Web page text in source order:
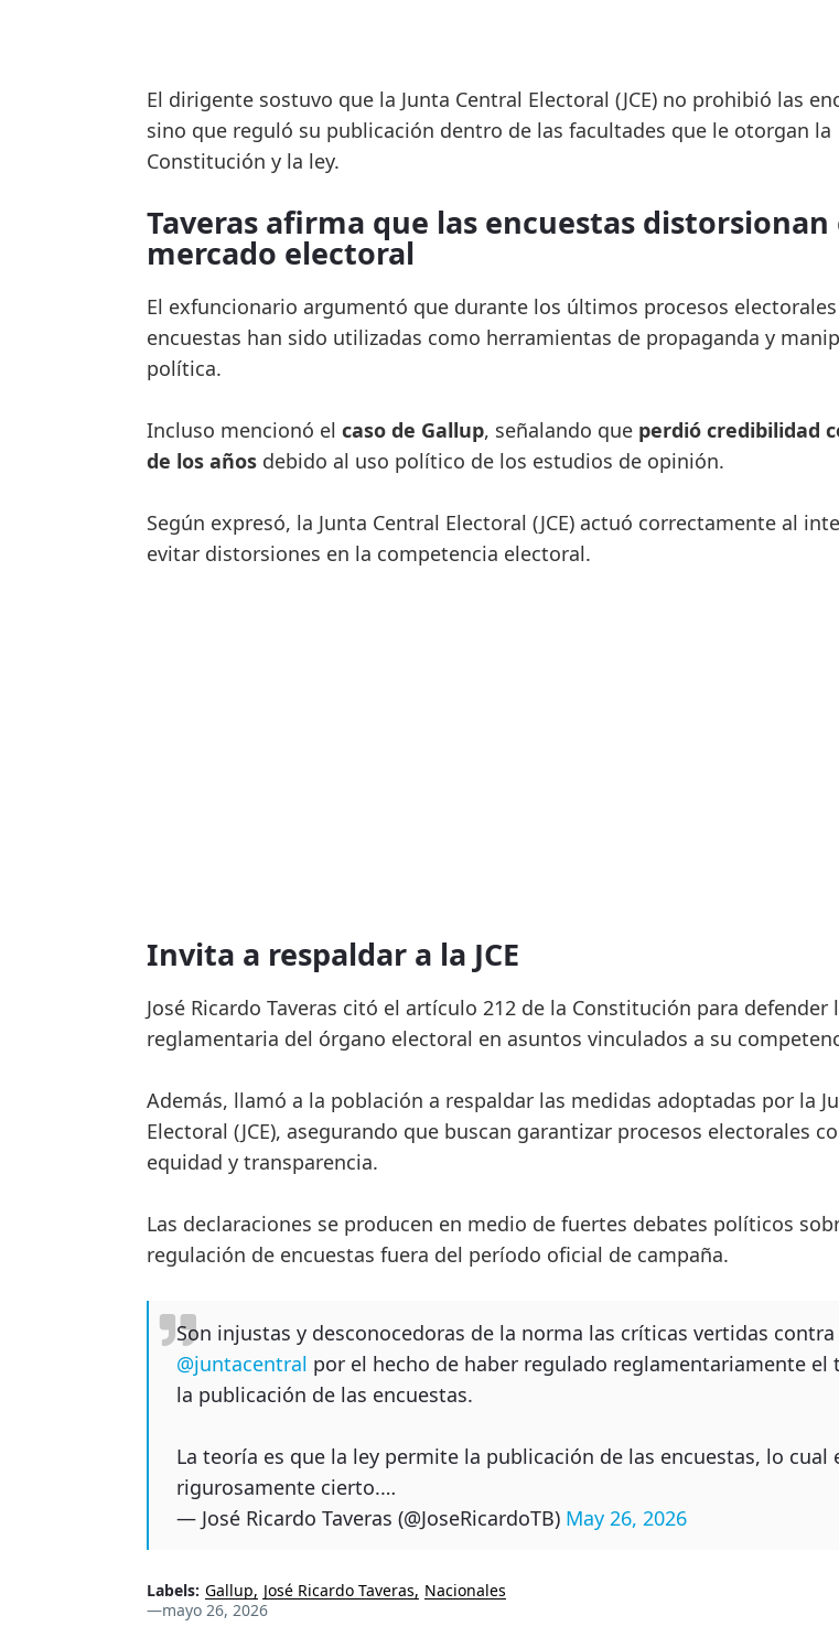
El dirigente sostuvo que la Junta Central Electoral (JCE) no prohibió las
sino que reguló su publicación dentro de las facultades que le otorgan la
Constitución y la ley.
Taveras afirma que las encuestas distorsionan
mercado electoral
El exfuncionario argumentó que durante los últimos procesos
encuestas han sido utilizadas como herramientas de propaganda y
política.
Incluso mencionó el caso de Gallup, señalando que perdió credibilidad
de los años debido al uso político de los estudios de opinión.
Según expresó, la Junta Central Electoral (JCE) actuó correctamente al
evitar distorsiones en la competencia electoral.
Invita a respaldar a la JCE
José Ricardo Taveras citó el artículo 212 de la Constitución para defender
reglamentaria del órgano electoral en asuntos vinculados a su
Además, llamó a la población a respaldar las medidas adoptadas por la
Electoral (JCE), asegurando que buscan garantizar procesos electorales
equidad y transparencia.
Las declaraciones se producen en medio de fuertes debates políticos
regulación de encuestas fuera del período oficial de campaña.
Son injustas y desconocedoras de la norma las críticas vertidas contra
@juntacentral por el hecho de haber regulado reglamentariamente el
la publicación de las encuestas.
La teoría es que la ley permite la publicación de las encuestas, lo cual
rigurosamente cierto.…
— José Ricardo Taveras (@JoseRicardoTB) May 26, 2026
Labels: Gallup José Ricardo Taveras Nacionales
—mayo 26, 2026